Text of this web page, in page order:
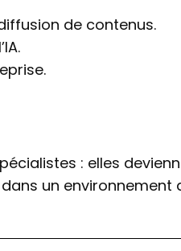
de contenus.
: elles
un environnement